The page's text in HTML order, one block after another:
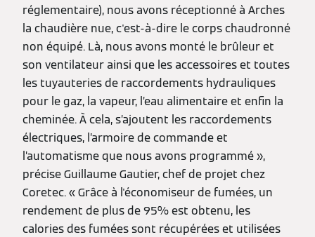
réglementaire), nous avons réceptionné à Arches
la chaudière nue, c'est-à-dire le corps chaudronné
non équipé. Là, nous avons monté le brûleur et
son ventilateur ainsi que les accessoires et toutes
les tuyauteries de raccordements hydrauliques
pour le gaz, la vapeur, l’eau alimentaire et enfin la
cheminée. À cela, s’ajoutent les raccordements
électriques, l’armoire de commande et
l’automatisme que nous avons programmé »,
précise Guillaume Gautier, chef de projet chez
Coretec. « Grâce à l'économiseur de fumées, un
rendement de plus de 95% est obtenu, les
calories des fumées sont récupérées et utilisées